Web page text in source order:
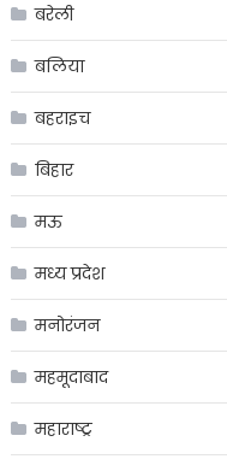
बरेली
बलिया
बहराइच
बिहार
मऊ
मध्य प्रदेश
मनोरंजन
महमूदाबाद
महाराष्ट्र